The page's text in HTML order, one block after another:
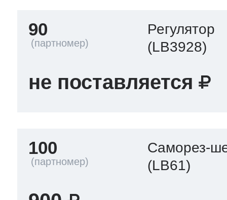
90
Регулятор
(LB3928)
не поставляется
100
Саморез-
(LB61)